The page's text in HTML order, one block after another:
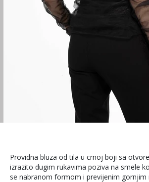
Providna bluza od tila u crnoj boji sa
izrazito dugim rukavima poziva na smele
se nabranom formom i previjenim gornjim